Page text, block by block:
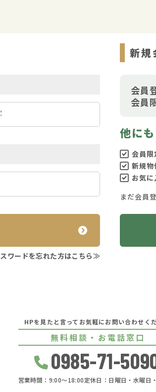
ワードを忘れた方はこちら≫
新規
会員
会員
他に
会員
新規物
お気
まだ会員
HPを見たと言ってお気軽にお問い合わせく
無料相談・お電話窓口
0985-71-
営業時間：9:00〜18:00定休日：日曜日・水曜日